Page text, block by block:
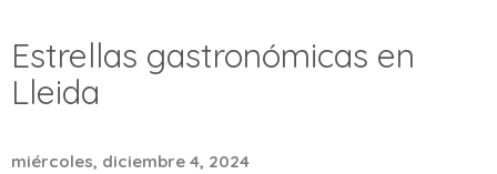
Estrellas gastronómicas en
Lleida
miércoles, diciembre 4, 2024